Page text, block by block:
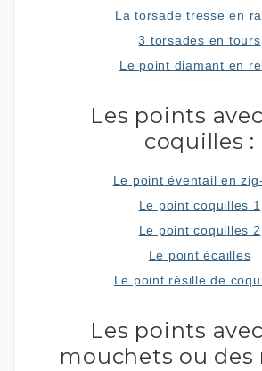
La torsade tresse en
3 torsades en tours
Le point diamant en
Les points
coquilles :
Le point éventail en
Le point coquilles 1
Le point coquilles 2
Le point écailles
Le point résille de
Les points
mouchets ou des